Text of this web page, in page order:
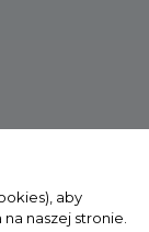
aby
naszej stronie.